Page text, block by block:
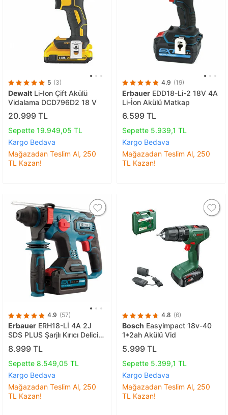
5 (3)
Dewalt Li-Ion Çift Akülü
Vidalama DCD796D2 18 V
20.999 TL
Sepette 19.949,05 TL
Kargo Bedava
Mağazadan Teslim Al, 250
TL Kazan!
4.9 (19)
Erbauer EDD18-Li-2 18V 4A
Li-İon Akülü Matkap
6.599 TL
Sepette 5.939,1 TL
Kargo Bedava
Mağazadan Teslim Al, 250
TL Kazan!
4.9 (57)
Erbauer ERH18-Lİ 4A 2J
SDS PLUS Şarjlı Kırıcı Delici
18V
8.999 TL
Sepette 8.549,05 TL
Kargo Bedava
Mağazadan Teslim Al, 250
TL Kazan!
4.8 (6)
Bosch Easyimpact 18v-40
1*2ah Akülü Vid
5.999 TL
Sepette 5.399,1 TL
Kargo Bedava
Mağazadan Teslim Al, 250
TL Kazan!